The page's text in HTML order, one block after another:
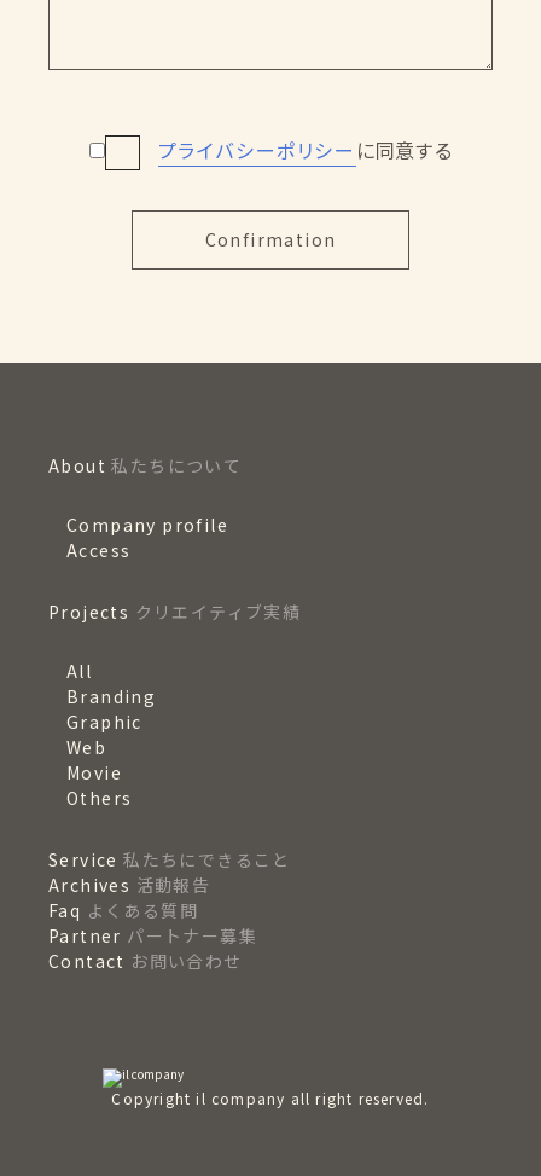
プライバシーポリシー に同意する
About私たちについて
Company profile
Access
Projects クリエイティブ実績
All
Branding
Graphic
Web
Movie
Others
Service私たちにできること
Archives 活動報告
Faq よくある質問
Partner パートナー募集
Contact お問い合わせ
Copyright il company all right reserved.